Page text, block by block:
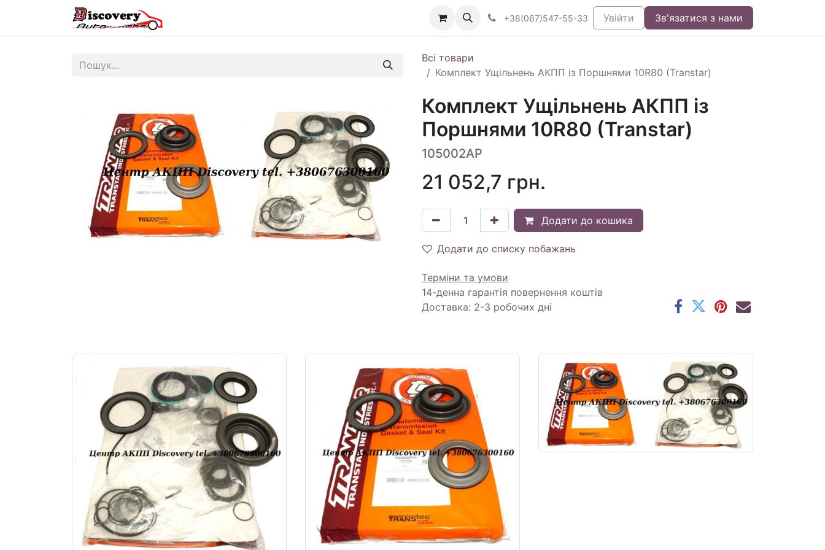
+38(067)547-55-33 Увійти Зв'язатися з нами
Всі товари
Комплект Ущільнень АКПП із Поршнями 10R80 (Transtar)
Комплект Ущільнень АКПП із
Поршнями 10R80 (Transtar)
105002AP
21 052,7 грн.
Додати до кошика
Додати до списку побажань
Терміни та умови
14-денна гарантія повернення коштів
Доставка: 2-3 робочих дні